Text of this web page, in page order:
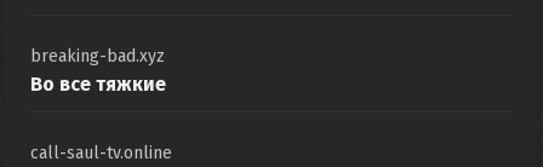
breaking-bad.xyz
Во все тяжкие
call-saul-tv.online